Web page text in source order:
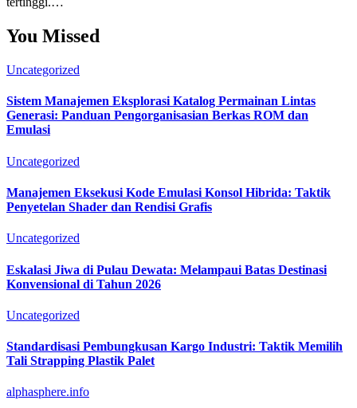
You Missed
Uncategorized
Sistem Manajemen Eksplorasi Katalog Permainan Lintas
Generasi: Panduan Pengorganisasian Berkas ROM dan
Emulasi
Uncategorized
Manajemen Eksekusi Kode Emulasi Konsol Hibrida: Taktik
Penyetelan Shader dan Rendisi Grafis
Uncategorized
Eskalasi Jiwa di Pulau Dewata: Melampaui Batas Destinasi
Konvensional di Tahun 2026
Uncategorized
Standardisasi Pembungkusan Kargo Industri: Taktik Memilih
Tali Strapping Plastik Palet
alphasphere.info